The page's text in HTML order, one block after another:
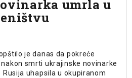
umrla u
je danas da pokreće
smrti ukrajinske novinarke
uhapsila u okupiranom